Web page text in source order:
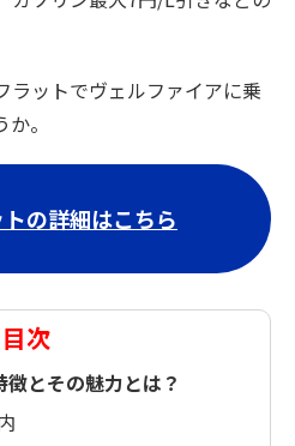
ラットでヴェルファイアに乗
。
の詳細はこちら
目次
とその魅力とは？